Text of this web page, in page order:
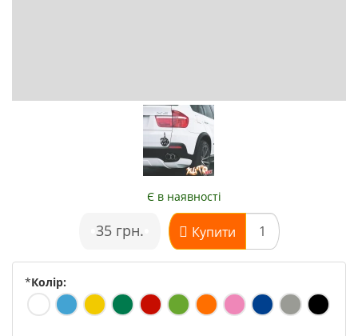
Є в наявності
35 грн. Купити
*Колір: